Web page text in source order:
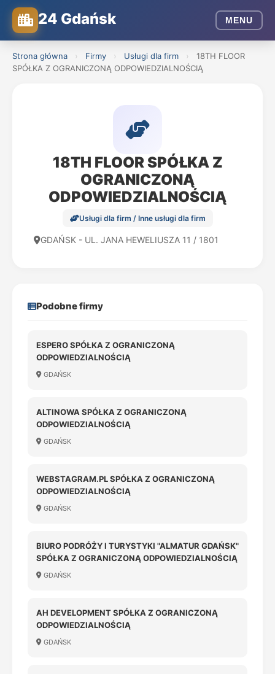
24 Gdańsk MENU
Strona główna › Firmy › Usługi dla firm ›
18TH FLOOR
SPÓŁKA Z OGRANICZONĄ ODPOWIEDZIALNOŚCIĄ
18TH FLOOR SPÓŁKA Z
OGRANICZONĄ
ODPOWIEDZIALNOŚCIĄ
Usługi dla firm / Inne usługi dla firm
GDAŃSK - UL. JANA HEWELIUSZA 11 / 1801
Podobne firmy
ESPERO SPÓŁKA Z OGRANICZONĄ
ODPOWIEDZIALNOŚCIĄ
GDAŃSK
ALTINOWA SPÓŁKA Z OGRANICZONĄ
ODPOWIEDZIALNOŚCIĄ
GDAŃSK
WEBSTAGRAM.PL SPÓŁKA Z OGRANICZONĄ
ODPOWIEDZIALNOŚCIĄ
GDAŃSK
BIURO PODRÓŻY I TURYSTYKI "ALMATUR GDAŃSK"
SPÓŁKA Z OGRANICZONĄ ODPOWIEDZIALNOŚCIĄ
GDAŃSK
AH DEVELOPMENT SPÓŁKA Z OGRANICZONĄ
ODPOWIEDZIALNOŚCIĄ
GDAŃSK